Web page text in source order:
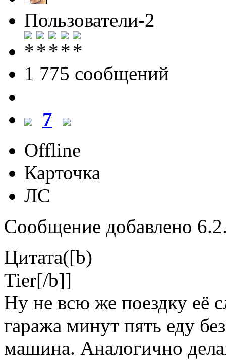
Пользователи-2
1 775 cообщений
7
Offline
Карточка
ЛС
Сообщение добавлено
Цитата([b)
Tier[/b]]
Ну не всю же поездку её
гаража минут пять еду
машина. Аналогично